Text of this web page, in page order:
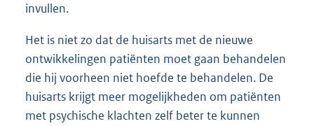
invullen.
Het is niet zo dat de huisarts met de nieuwe
ontwikkelingen patiënten moet gaan behandelen
die hij voorheen niet hoefde te behandelen. De
huisarts krijgt meer mogelijkheden om patiënten
met psychische klachten zelf beter te kunnen